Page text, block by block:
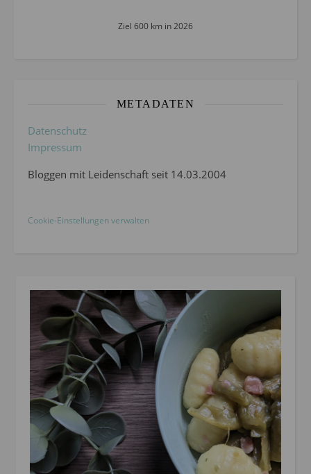
Ziel 600 km in 2026
METADATEN
Datenschutz
Impressum
Bloggen mit Leidenschaft seit 14.03.2004
Cookie-Einstellungen verwalten